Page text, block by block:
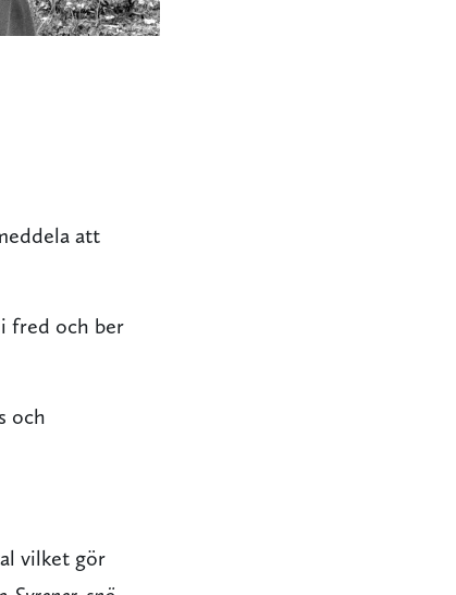
att
fred och ber
och
vilket gör